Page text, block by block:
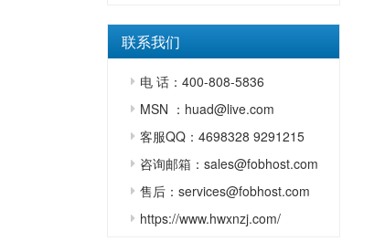
联系我们
电 话：400-808-5836
MSN ：huad@live.com
客服QQ：4698328 9291215
咨询邮箱：sales@fobhost.com
售后：services@fobhost.com
https://www.hwxnzj.com/